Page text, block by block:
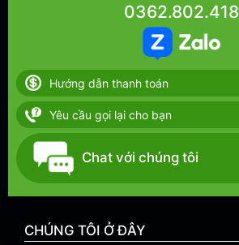
0362.802.418
Hướng dẫn thanh toán
Yêu cầu gọi lại cho bạn
Chat với chúng tôi
CHÚNG TÔI Ở ĐÂY